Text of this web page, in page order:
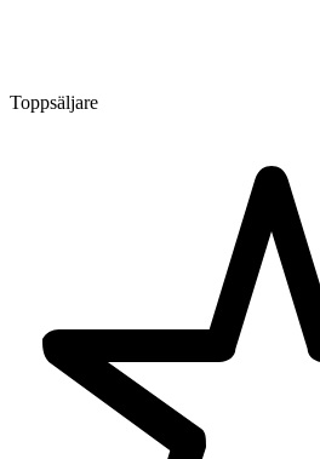
Toppsäljare